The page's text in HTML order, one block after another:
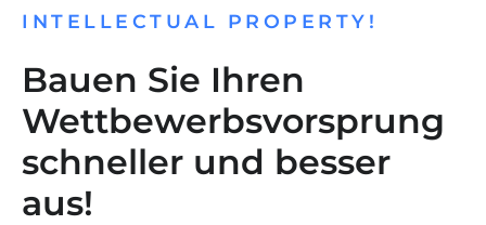
INTELLECTUAL PROPERTY!
Bauen Sie Ihren
Wettbewerbsvorsprung
schneller und besser
aus!